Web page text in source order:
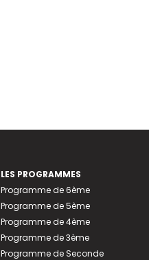
LES PROGRAMMES
Programme de 6ème
Programme de 5ème
Programme de 4ème
Programme de 3ème
Programme de Seconde